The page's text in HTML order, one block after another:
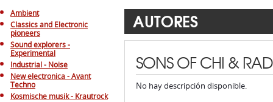
Ambient
Classics and Electronic
pioneers
Sound explorers -
Experimental
Industrial - Noise
New electronica - Avant
Techno
Kosmische musik - Krautrock
AUTORES
SONS OF CHI &
No hay descripción disponible.